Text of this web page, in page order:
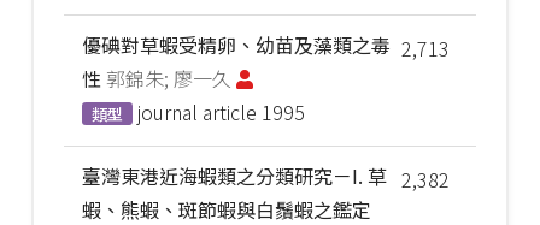
2,713
優碘對草蝦受精卵、幼苗及藻類之毒
性 郭錦朱; 廖一久
類型 journal article 1995
2,382
臺灣東港近海蝦類之分類研究－I. 草
蝦、熊蝦、斑節蝦與白鬚蝦之鑑定